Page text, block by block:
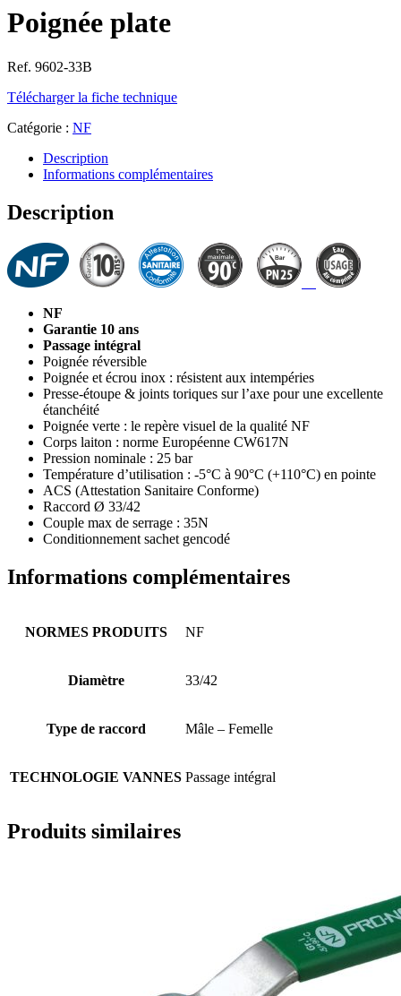
Poignée plate
Ref. 9602-33B
Télécharger la fiche technique
Catégorie : NF
Description
Informations complémentaires
Description
NF
Garantie 10 ans
Passage intégral
Poignée réversible
Poignée et écrou inox : résistent aux intempéries
Presse-étoupe & joints toriques sur l’axe pour une excellente
étanchéité
Poignée verte : le repère visuel de la qualité NF
Corps laiton : norme Européenne CW617N
Pression nominale : 25 bar
Température d’utilisation : -5°C à 90°C (+110°C) en pointe
ACS (Attestation Sanitaire Conforme)
Raccord Ø 33/42
Couple max de serrage : 35N
Conditionnement sachet gencodé
Informations complémentaires
NORMES PRODUITS NF
Diamètre 33/42
Type de raccord Mâle – Femelle
TECHNOLOGIE VANNES Passage intégral
Produits similaires